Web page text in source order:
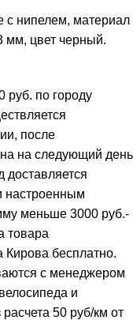
с нипелем, материал
мм, цвет черный.
руб. по городу
после
на следующий день
доставляется
настроенным
меньше 3000 руб.-
товара
Кирова бесплатно.
с менеджером
и
50 руб/км от